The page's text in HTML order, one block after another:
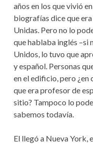
años en los que vivió
biografías dice que
Unidas. Pero no lo
que hablaba inglés –si
Unidos, lo tuvo que
y español. Personas
en el edificio, pero ¿en
que era profesor de
sitio? Tampoco lo
sabemos todavía.
El llegó a Nueva York,